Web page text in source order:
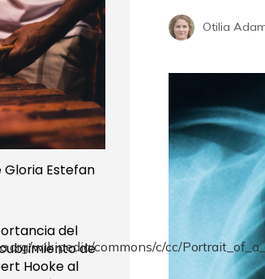
Otilia
Estefan
del
de
Hooke al